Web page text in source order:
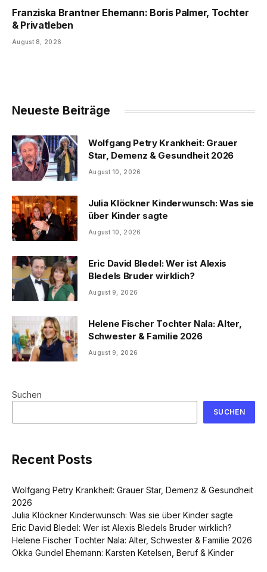
Franziska Brantner Ehemann: Boris Palmer, Tochter
& Privatleben
August 8, 2026
Neueste Beiträge
Wolfgang Petry Krankheit: Grauer
Star, Demenz & Gesundheit 2026
August 10, 2026
Julia Klöckner Kinderwunsch: Was sie
über Kinder sagte
August 10, 2026
Eric David Bledel: Wer ist Alexis
Bledels Bruder wirklich?
August 9, 2026
Helene Fischer Tochter Nala: Alter,
Schwester & Familie 2026
August 9, 2026
Suchen
SUCHEN
Recent Posts
Wolfgang Petry Krankheit: Grauer Star, Demenz & Gesundheit
2026
Julia Klöckner Kinderwunsch: Was sie über Kinder sagte
Eric David Bledel: Wer ist Alexis Bledels Bruder wirklich?
Helene Fischer Tochter Nala: Alter, Schwester & Familie 2026
Okka Gundel Ehemann: Karsten Ketelsen, Beruf & Kinder